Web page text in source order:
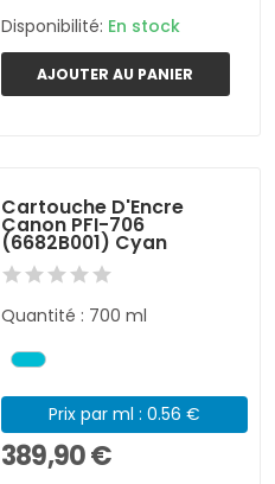
Disponibilité: En stock
AJOUTER AU PANIER
Cartouche D'Encre
Canon PFI-706
(6682B001) Cyan
Quantité : 700 ml
Prix par ml : 0.56 €
389,90 €